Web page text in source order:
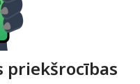
priekšrocības